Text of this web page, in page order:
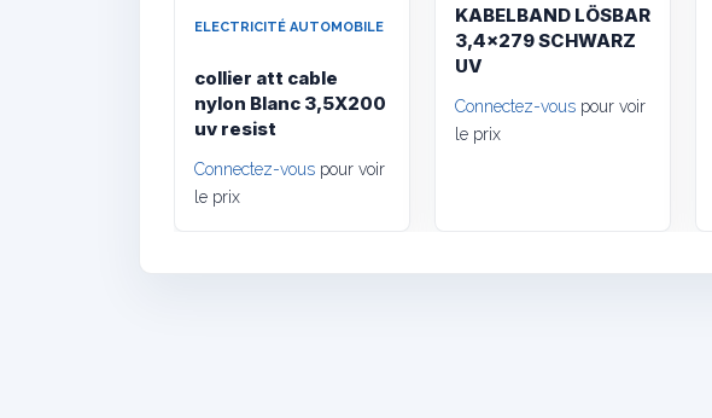
ELECTRICITÉ AUTOMOBILE
collier att cable
nylon Blanc 3,5X200
uv resist
Connectez-vous pour voir
le prix
KABELBAND LÖSBAR
3,4x279 SCHWARZ
UV
Connectez-vous pour voir
le prix